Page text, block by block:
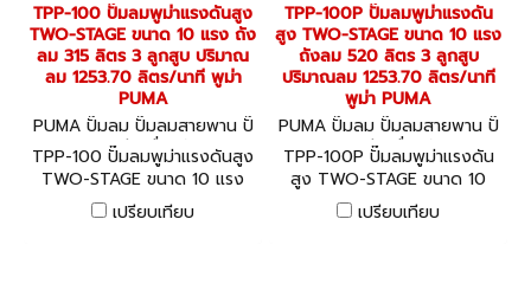
TPP-100 ปั๊มลมพูม่าแรงดันสูง
TWO-STAGE ขนาด 10 แรง ถัง
ลม 315 ลิตร 3 ลูกสูบ ปริมาณ
ลม 1253.70 ลิตร/นาที พูม่า
PUMA
PUMA ปั๊มลม ปั๊มลมสายพาน ปั๊
มลมออยล์ฟรี เครื่องอัดลม TP
P-100
TPP-100 ปั๊มลมพูม่าแรงดันสูง
TWO-STAGE ขนาด 10 แรง
ถังลม 315 ลิตร 3 ลูกสูบ
ปริมาณลม 1253.70 ลิตร/นาที
เปรียบเทียบ
TPP-100P ปั๊มลมพูม่าแรงดัน
สูง TWO-STAGE ขนาด 10 แรง
ถังลม 520 ลิตร 3 ลูกสูบ
ปริมาณลม 1253.70 ลิตร/นาที
พูม่า PUMA
PUMA ปั๊มลม ปั๊มลมสายพาน ปั๊
มลมออยล์ฟรี เครื่องอัดลม TP
P-100P
TPP-100P ปั๊มลมพูม่าแรงดัน
สูง TWO-STAGE ขนาด 10
แรง ถังลม 520 ลิตร 3 ลูกสูบ
ปริมาณลม 1253.70 ลิตร/นาที
เปรียบเทียบ